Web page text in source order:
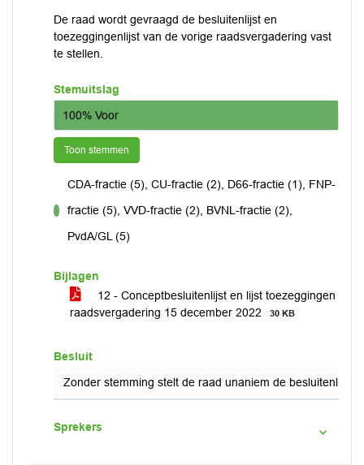
De raad wordt gevraagd de besluitenlijst en
toezeggingenlijst van de vorige raadsvergadering vast
te stellen.
Stemuitslag
100% Voor
Toon stemmen
CDA-fractie (5), CU-fractie (2), D66-fractie (1), FNP-
fractie (5), VVD-fractie (2), BVNL-fractie (2),
PvdA/GL (5)
Bijlagen
12 - Conceptbesluitenlijst en lijst toezeggingen
raadsvergadering 15 december 2022
30 KB
Besluit
Zonder stemming stelt de raad unaniem de besluitenlijst
Sprekers